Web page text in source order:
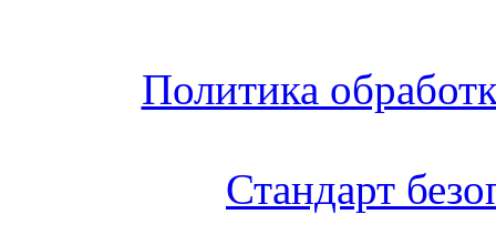
Политика
Стандарт